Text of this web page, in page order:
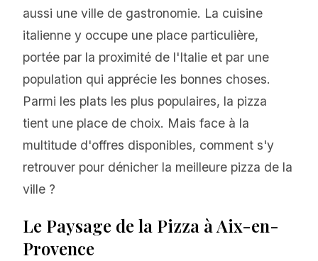
aussi une ville de gastronomie. La cuisine
italienne y occupe une place particulière,
portée par la proximité de l'Italie et par une
population qui apprécie les bonnes choses.
Parmi les plats les plus populaires, la pizza
tient une place de choix. Mais face à la
multitude d'offres disponibles, comment s'y
retrouver pour dénicher la meilleure pizza de la
ville ?
Le Paysage de la Pizza à Aix-en-
Provence